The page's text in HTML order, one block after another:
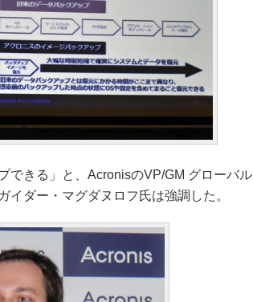
できる」と、AcronisのVP/GM グローバル
イダー・マグダヌロフ氏は強調した。